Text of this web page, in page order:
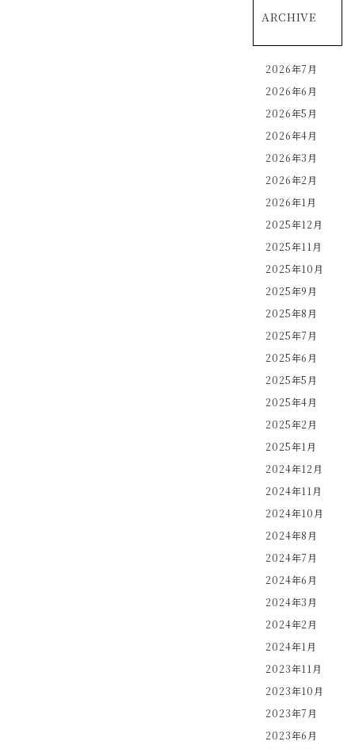
ARCHIVE
2026年7月
2026年6月
2026年5月
2026年4月
2026年3月
2026年2月
2026年1月
2025年12月
2025年11月
2025年10月
2025年9月
2025年8月
2025年7月
2025年6月
2025年5月
2025年4月
2025年2月
2025年1月
2024年12月
2024年11月
2024年10月
2024年8月
2024年7月
2024年6月
2024年3月
2024年2月
2024年1月
2023年11月
2023年10月
2023年7月
2023年6月